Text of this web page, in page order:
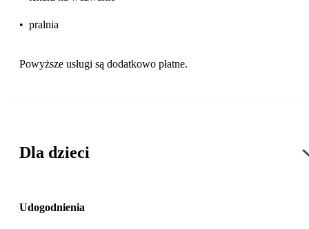
• pralnia
Powyższe usługi są dodatkowo płatne.
Dla dzieci
Udogodnienia